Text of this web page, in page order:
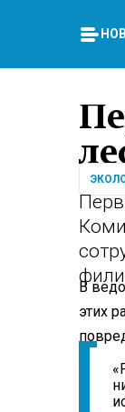
В
этих